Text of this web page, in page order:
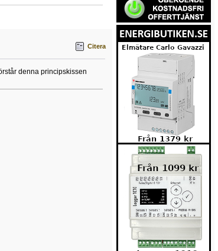
Citera
denna principskissen